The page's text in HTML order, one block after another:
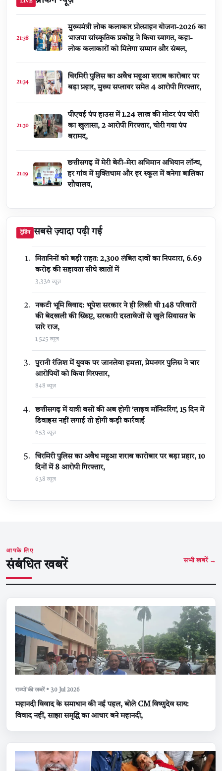
LIVE
21:38
मुख्यमंत्री लोक कलाकार प्रोत्साहन योजना-2026 का
भाजपा सांस्कृतिक प्रकोष्ठ ने किया स्वागत, कहा-
लोक कलाकारों को मिलेगा सम्मान और संबल,
21:34
चिरमिरी पुलिस का अवैध महुआ शराब कारोबार पर
बड़ा प्रहार, मुख्य सप्लायर समेत 4 आरोपी गिरफ्तार,
21:30
पीएचई पंप हाउस में 1.24 लाख की मोटर पंप चोरी
का खुलासा, 2 आरोपी गिरफ्तार, चोरी गया पंप
बरामद,
21:19
छत्तीसगढ़ में मेरी बेटी–मेरा अभिमान अभियान लॉन्च,
हर गांव में मुक्तिधाम और हर स्कूल में बनेगा बालिका
शौचालय,
ट्रेंडिंग सबसे ज़्यादा पढ़ी गई
मितानिनों को बड़ी राहत: 2,300 लंबित दावों का निपटारा, ₹6.69
करोड़ की सहायता सीधे खातों में
3,336 व्यूज़
नकटी भूमि विवाद: भूपेश सरकार ने ही लिखी थी 148 परिवारों
की बेदखली की स्क्रिप्ट, सरकारी दस्तावेजों से खुले सियासत के
सारे राज,
1,525 व्यूज़
पुरानी रंजिश में युवक पर जानलेवा हमला, प्रेमनगर पुलिस ने चार
आरोपियों को किया गिरफ्तार,
848 व्यूज़
छत्तीसगढ़ में यात्री बसों की अब होगी ‘लाइव मॉनिटरिंग’, 15 दिन में
डिवाइस नहीं लगाई तो होगी कड़ी कार्रवाई
653 व्यूज़
चिरमिरी पुलिस का अवैध महुआ शराब कारोबार पर बड़ा प्रहार, 10
दिनों में 8 आरोपी गिरफ्तार,
638 व्यूज़
आपके लिए
संबंधित खबरें सभी खबरें →
राज्यों की खबरें • 30 Jul 2026
महानदी विवाद के समाधान की नई पहल, बोले CM विष्णुदेव साय:
विवाद नहीं, साझा समृद्धि का आधार बने महानदी,